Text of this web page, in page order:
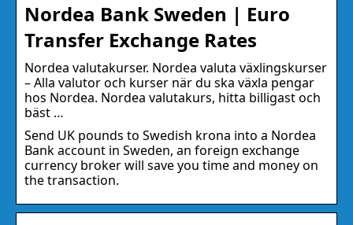
Nordea Bank Sweden | Euro
Transfer Exchange Rates
Nordea valutakurser. Nordea valuta växlingskurser
– Alla valutor och kurser när du ska växla pengar
hos Nordea. Nordea valutakurs, hitta billigast och
bäst …
Send UK pounds to Swedish krona into a Nordea
Bank account in Sweden, an foreign exchange
currency broker will save you time and money on
the transaction.